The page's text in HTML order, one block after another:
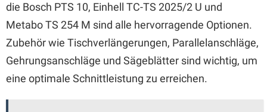
die Bosch PTS 10, Einhell TC-TS 2025/2 U und
Metabo TS 254 M sind alle hervorragende Optionen.
Zubehör wie Tischverlängerungen, Parallelanschläge,
Gehrungsanschläge und Sägeblätter sind wichtig, um
eine optimale Schnittleistung zu erreichen.